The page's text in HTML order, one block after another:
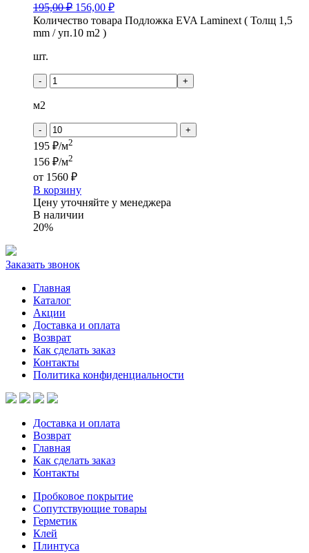
195,00₽ 156,00 ₽
Количество товара Подложка EVA Laminext ( Толщ 1,5
mm / уп.10 m2 )
шт.
- +
м2
- +
195 ₽/м2
156 ₽/м2
от 1560 ₽
В корзину
Цену уточняйте у менеджера
В наличии
20%
Заказать звонок
Главная
Каталог
Акции
Доставка и оплата
Возврат
Как сделать заказ
Контакты
Политика конфиденциальности
Доставка и оплата
Возврат
Главная
Как сделать заказ
Контакты
Пробковое покрытие
Сопутствующие товары
Герметик
Клей
Плинтуса